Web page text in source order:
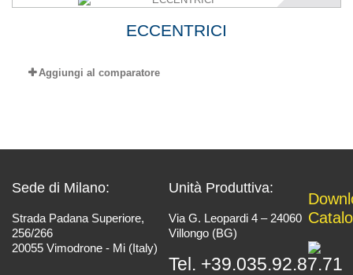
ECCENTRICI
Aggiungi al comparatore
Sede di Milano:
Strada Padana Superiore,
256/266
20055 Vimodrone - Mi (Italy)
Unità Produttiva:
Via G. Leopardi 4 – 24060
Villongo (BG)
Tel. +39.035.92.87.71
Catalo